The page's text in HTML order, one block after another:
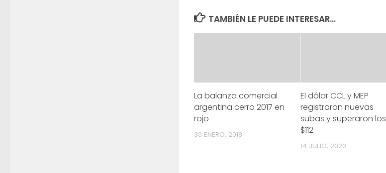
TAMBIÉN LE PUEDE INTERESAR...
La balanza comercial
argentina cerro 2017 en
rojo
30 ENERO, 2018
El dólar CCL y MEP
registraron nuevas
subas y superaron los
$112
14 JULIO, 2020